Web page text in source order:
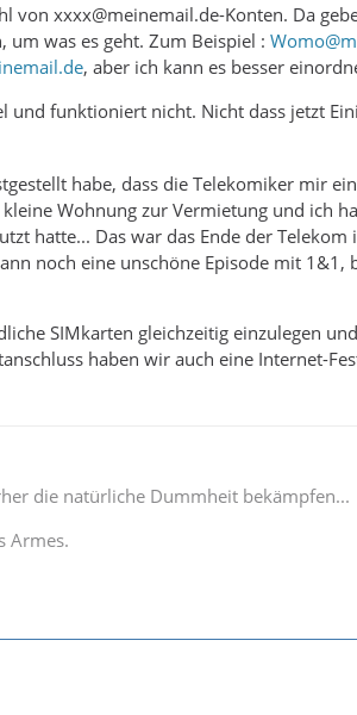
xxxx@meinemail.de-Konten. Da
um was es geht. Zum Beispiel :
, aber ich kann es besser
funktioniert nicht. Nicht dass jetzt
habe, dass die Telekomiker mir
Wohnung zur Vermietung und ich
hatte... Das war das Ende der Telekom
noch eine unschöne Episode mit 1&1,
SIMkarten gleichzeitig einzulegen
haben wir auch eine Internet-
die natürliche Dummheit bekämpfen...
Armes.